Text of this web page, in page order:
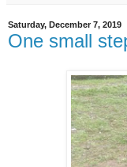
Saturday, December 7, 2019
One small